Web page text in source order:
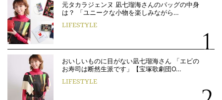
元タカラジェンヌ 凪七瑠海さんのバッグの中身
は？ 「ユニークな小物を楽しみながら…
LIFESTYLE
おいしいものに目がない凪七瑠海さん 「エビの
お寿司は断然生派です」【宝塚歌劇団O…
LIFESTYLE